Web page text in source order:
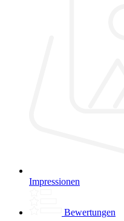
Impressionen
Bewertungen